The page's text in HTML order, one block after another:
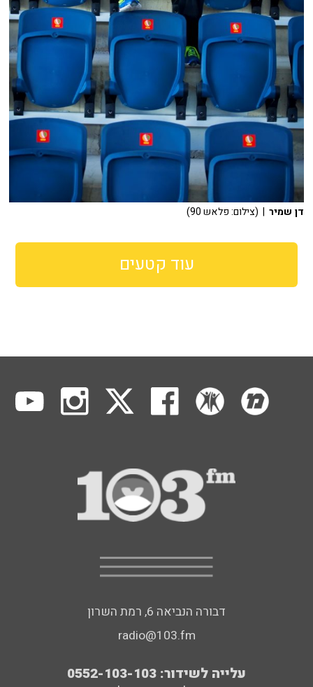
דן שמיר | (צילום: פלאש 90)
עוד קטעים
דבורה הנביאה 6, רמת השרון
radio@103.fm
עלייה לשידור: 0552-103-103